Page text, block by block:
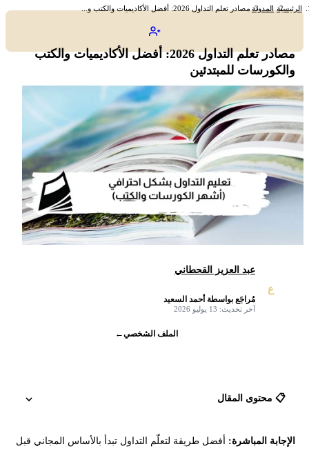
الرئيسية المدونة مصادر تعلم التداول 2026: أفضل الأكاديميات والكتب و...
مصادر تعلم التداول 2026: أفضل الأكاديميات والكتب
والكورسات للمبتدئين
ع
عبد العزيز القحطاني
مُراجَع بواسطة أحمد السعيد
آخر تحديث: 13 يوليو 2026
الملف الشخصي←
📋 محتوى المقال
كيف تبدأ تعلم التداول؟
الإجابة المباشرة: أفضل طريقة لتعلّم التداول تبدأ بالأساس المجاني قبل